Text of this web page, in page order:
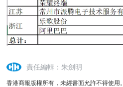
責任編輯：朱劍明
香港商報版權所有，未經書面允許不得使用。